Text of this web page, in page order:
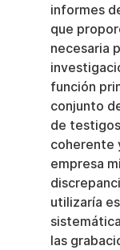
informes
que
necesaria
función
conjunto
de
coherente
empresa
utilizaría
las